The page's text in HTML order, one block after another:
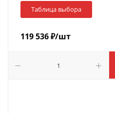
Таблица выбора
119 536₽/шт